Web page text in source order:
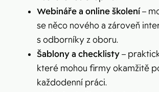
Webináře a online školení–
se něco nového a zároveň
s odborníky z oboru.
Šablony a checklisty–
které mohou firmy okamžitě
každodenní práci.